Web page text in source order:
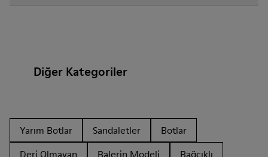
Diğer Kategoriler
Yarım Botlar Sandaletler
Botlar
Deri Olmayan
Balerin Modeli
Bağcıklı